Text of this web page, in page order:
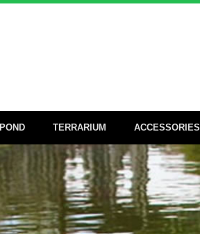
POND TERRARIUM ACCESSORIES